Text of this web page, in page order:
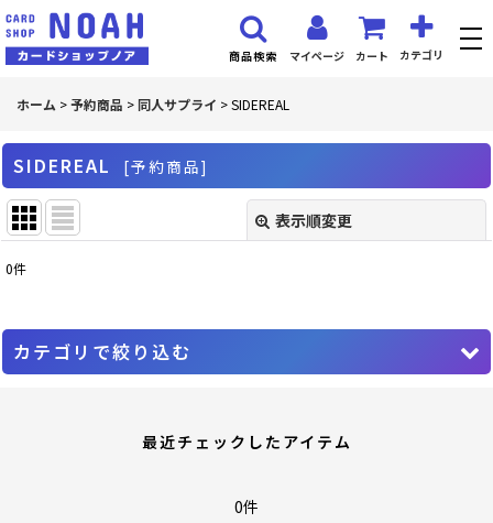
マイページ カート カテゴリ
商品検索
ホーム >予約商品 > 同人サプライ >SIDEREAL
SIDEREAL [予約商品]
表示順変更
並び順:
0件
カテゴリで絞り込む
フレシア/クラスター/フロンティアゲーム
最近チェックしたアイテム
0件